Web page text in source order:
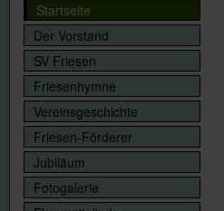
Startseite
Der Vorstand
SV Friesen
Friesenhymne
Vereinsgeschichte
Friesen-Förderer
Jubiläum
Fotogalerie